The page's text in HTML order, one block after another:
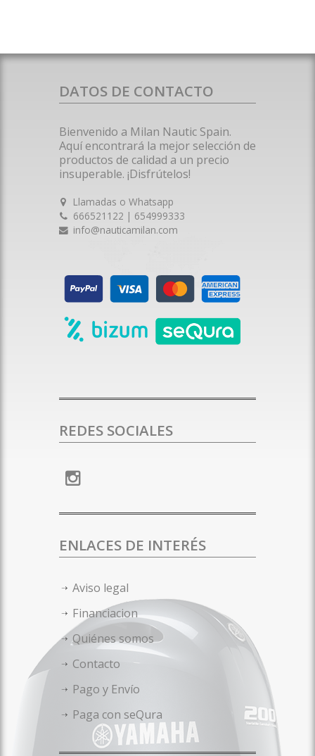
DATOS DE CONTACTO
Bienvenido a Milan Nautic Spain.
Aquí encontrará la mejor selección de
productos de calidad a un precio
insuperable. ¡Disfrútelos!
Llamadas o Whatsapp
666521122 | 654999333
info@nauticamilan.com
REDES SOCIALES
ENLACES DE INTERÉS
Aviso legal
Financiacion
Quiénes somos
Contacto
Pago y Envío
Paga con seQura